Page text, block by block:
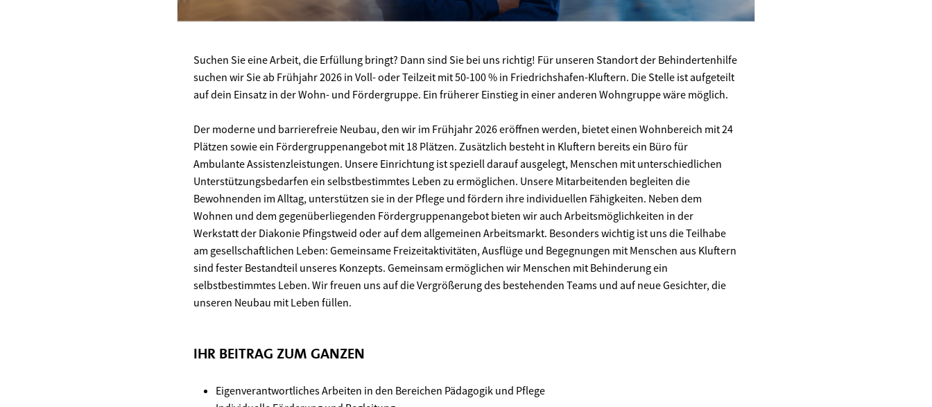
Suchen Sie eine Arbeit, die Erfüllung bringt? Dann sind Sie bei uns richtig! Für unseren Standort der Behindertenhilfe
suchen wir Sie ab Frühjahr 2026 in Voll- oder Teilzeit mit 50-100 % in Friedrichshafen-Kluftern. Die Stelle ist aufgeteilt
auf dein Einsatz in der Wohn- und Fördergruppe. Ein früherer Einstieg in einer anderen Wohngruppe wäre möglich.
Der moderne und barrierefreie Neubau, den wir im Frühjahr 2026 eröffnen werden, bietet einen Wohnbereich mit 24
Plätzen sowie ein Fördergruppenangebot mit 18 Plätzen. Zusätzlich besteht in Kluftern bereits ein Büro für
Ambulante Assistenzleistungen. Unsere Einrichtung ist speziell darauf ausgelegt, Menschen mit unterschiedlichen
Unterstützungsbedarfen ein selbstbestimmtes Leben zu ermöglichen. Unsere Mitarbeitenden begleiten die
Bewohnenden im Alltag, unterstützen sie in der Pflege und fördern ihre individuellen Fähigkeiten. Neben dem
Wohnen und dem gegenüberliegenden Fördergruppenangebot bieten wir auch Arbeitsmöglichkeiten in der
Werkstatt der Diakonie Pfingstweid oder auf dem allgemeinen Arbeitsmarkt. Besonders wichtig ist uns die Teilhabe
am gesellschaftlichen Leben: Gemeinsame Freizeitaktivitäten, Ausflüge und Begegnungen mit Menschen aus Kluftern
sind fester Bestandteil unseres Konzepts. Gemeinsam ermöglichen wir Menschen mit Behinderung ein
selbstbestimmtes Leben. Wir freuen uns auf die Vergrößerung des bestehenden Teams und auf neue Gesichter, die
unseren Neubau mit Leben füllen.
IHR BEITRAG ZUM GANZEN
Eigenverantwortliches Arbeiten in den Bereichen Pädagogik und Pflege